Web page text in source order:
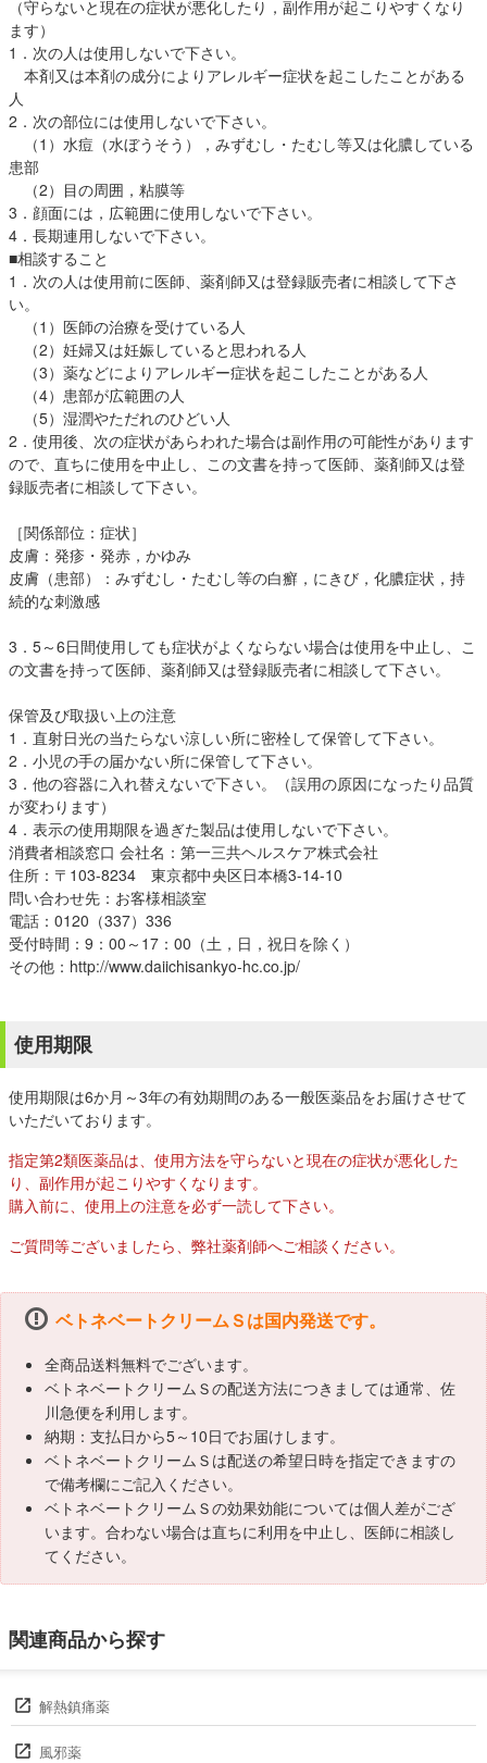
（守らないと現在の症状が悪化したり，副作用が起こりやすくなり
ます）
1．次の人は使用しないで下さい。
本剤又は本剤の成分によりアレルギー症状を起こしたことがある
人
2．次の部位には使用しないで下さい。
（1）水痘（水ぼうそう），みずむし・たむし等又は化膿している
患部
（2）目の周囲，粘膜等
3．顔面には，広範囲に使用しないで下さい。
4．長期連用しないで下さい。
■相談すること
1．次の人は使用前に医師、薬剤師又は登録販売者に相談して下さ
い。
（1）医師の治療を受けている人
（2）妊婦又は妊娠していると思われる人
（3）薬などによりアレルギー症状を起こしたことがある人
（4）患部が広範囲の人
（5）湿潤やただれのひどい人
2．使用後、次の症状があらわれた場合は副作用の可能性があります
ので、直ちに使用を中止し、この文書を持って医師、薬剤師又は登
録販売者に相談して下さい。
［関係部位：症状］
皮膚：発疹・発赤，かゆみ
皮膚（患部）：みずむし・たむし等の白癬，にきび，化膿症状，持
続的な刺激感
3．5～6日間使用しても症状がよくならない場合は使用を中止し、こ
の文書を持って医師、薬剤師又は登録販売者に相談して下さい。
保管及び取扱い上の注意
1．直射日光の当たらない涼しい所に密栓して保管して下さい。
2．小児の手の届かない所に保管して下さい。
3．他の容器に入れ替えないで下さい。（誤用の原因になったり品質
が変わります）
4．表示の使用期限を過ぎた製品は使用しないで下さい。
消費者相談窓口 会社名：第一三共ヘルスケア株式会社
住所：〒103-8234 東京都中央区日本橋3-14-10
問い合わせ先：お客様相談室
電話：0120（337）336
受付時間：9：00～17：00（土，日，祝日を除く）
その他：http://www.daiichisankyo-hc.co.jp/
使用期限
使用期限は6か月～3年の有効期間のある一般医薬品をお届けさせて
いただいております。
指定第2類医薬品は、使用方法を守らないと現在の症状が悪化した
り、副作用が起こりやすくなります。
購入前に、使用上の注意を必ず一読して下さい。
ご質問等ございましたら、弊社薬剤師へご相談ください。
ベトネベートクリームＳは国内発送です。
全商品送料無料でございます。
ベトネベートクリームＳの配送方法につきましては通常、佐
川急便を利用します。
納期：支払日から5～10日でお届けします。
ベトネベートクリームＳは配送の希望日時を指定できますの
で備考欄にご記入ください。
ベトネベートクリームＳの効果効能については個人差がござ
います。合わない場合は直ちに利用を中止し、医師に相談し
てください。
関連商品から探す
解熱鎮痛薬
風邪薬